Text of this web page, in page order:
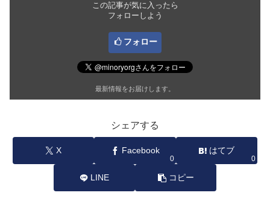
この記事が気に入ったら
フォローしよう
フォロー
最新情報をお届けします。
シェアする
X Facebook
0
はてブ
0
LINE コピー